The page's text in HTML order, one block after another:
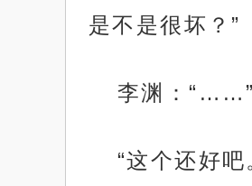
是不是很坏？”
李渊：“……”
“这个还好